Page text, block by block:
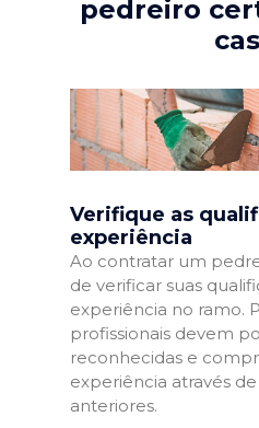
pedreiro
Verifique as
experiência
Ao contratar um
de verificar suas
experiência no ramo.
profissionais devem
reconhecidas e
experiência através
anteriores.